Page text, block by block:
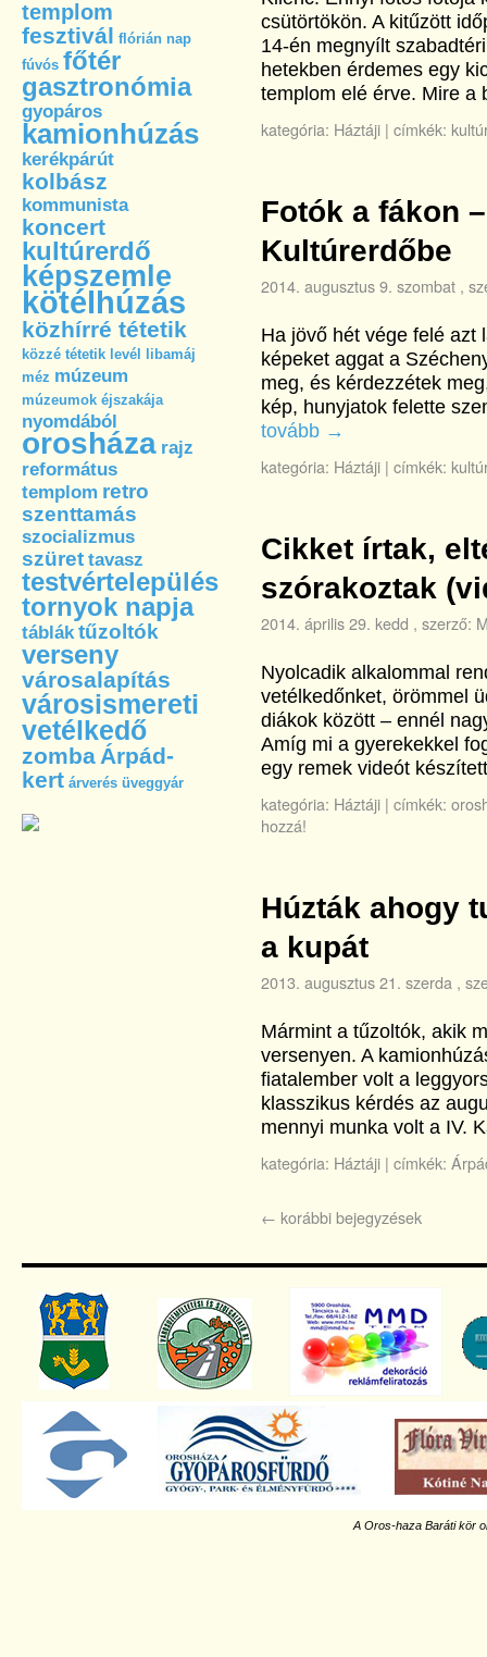
templom
fesztivál flórián nap
fúvós főtér
gasztronómia
gyopáros
kamionhúzás
kerékpárút
kolbász
kommunista
koncert
kultúrerdő
képszemle
kötélhúzás
közhírré tétetik
közzé tétetik levél
libamáj
méz múzeum
múzeumok éjszakája
nyomdából
orosháza rajz
református
templom retro
szenttamás
szocializmus
szüret tavasz
testvértelepülés
tornyok napja
táblák tűzoltók
verseny
városalapítás
városismereti
vetélkedő
zombaÁrpád-
kert árverés üveggyár
csütörtökön. A kitűzött
14-én megnyílt
hetekben érdemes egy
templom elé érve. Mire
kategória: Háztáji | címkék:
Fotók a fákon
Kultúrerdőbe
2014. augusztus 9. szombat ,
Ha jövő hét vége felé azt
képeket aggat a
meg, és kérdezzétek
kép, hunyjatok felette
tovább →
kategória: Háztáji | címkék:
Cikket írtak,
szórakoztak
2014. április 29. kedd , szerző:
Nyolcadik alkalommal
vetélkedőnket, örömmel
diákok között – ennél
Amíg mi a gyerekekkel
egy remek videót
kategória: Háztáji | címkék:
hozzá!
Húzták ahogy
a kupát
2013. augusztus 21. szerda ,
Mármint a tűzoltók, akik
versenyen. A
fiatalember volt a
klasszikus kérdés az
mennyi munka volt a IV.
kategória: Háztáji | címkék:
← korábbi bejegyzések
A Oros-haza Baráti kör